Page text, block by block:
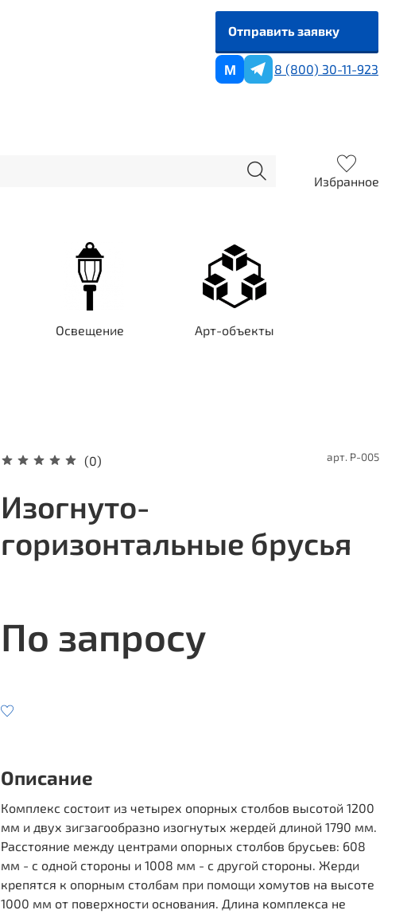
Отправить заявку
M 8 (800) 30-11-923
Избранное
Освещение Арт-объекты
(0) арт. P-005
Изогнуто-
горизонтальные брусья
По запросу
Описание
Комплекс состоит из четырех опорных столбов высотой 1200
мм и двух зигзагообразно изогнутых жердей длиной 1790 мм.
Расстояние между центрами опорных столбов брусьев: 608
мм - с одной стороны и 1008 мм - с другой стороны. Жерди
крепятся к опорным столбам при помощи хомутов на высоте
1000 мм от поверхности основания. Длина комплекса не